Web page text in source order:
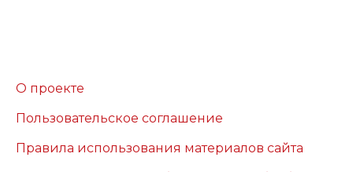
О проекте
Пользовательское соглашение
Правила использования материалов сайта